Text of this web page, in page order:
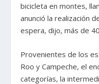
bicicleta en montes,
anunció la realización
espera, dijo, más de
Provenientes de los
Roo y Campeche, el
categorías, la